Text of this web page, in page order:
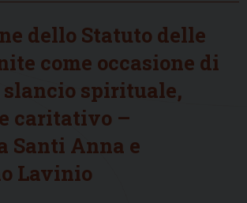
dello Statuto delle
come occasione di
spirituale,
caritativo –
Santi Anna e
Lavinio